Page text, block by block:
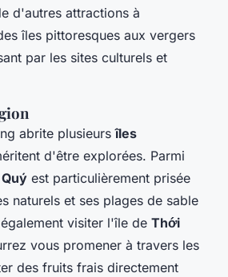
d'autres attractions à
îles pittoresques aux vergers
par les sites culturels et
abrite plusieursîles
d'être explorées. Parmi
est particulièrement prisée
naturels et ses plages de sable
visiter l'île de Thới
vous promener à travers les
des fruits frais directement